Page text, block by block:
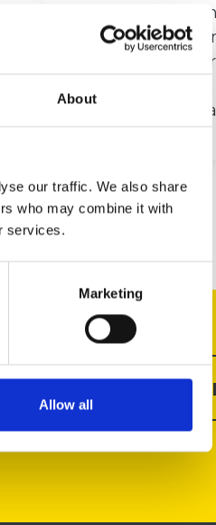
About
our traffic. We also share
who may combine it with
services.
Marketing
Allow all
kosteaan
Menetelmällä
siemenen
ja ravinteiden
Lähetä